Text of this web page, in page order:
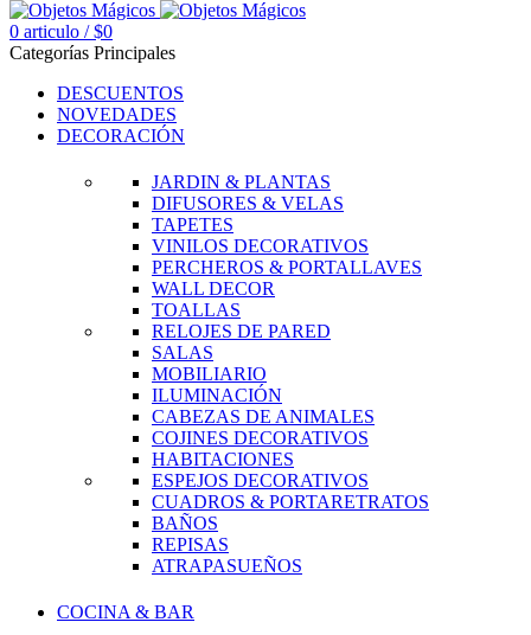
0 articulo / $0
Categorías Principales
DESCUENTOS
NOVEDADES
DECORACIÓN
JARDIN & PLANTAS
DIFUSORES & VELAS
TAPETES
VINILOS DECORATIVOS
PERCHEROS & PORTALLAVES
WALL DECOR
TOALLAS
RELOJES DE PARED
SALAS
MOBILIARIO
ILUMINACIÓN
CABEZAS DE ANIMALES
COJINES DECORATIVOS
HABITACIONES
ESPEJOS DECORATIVOS
CUADROS & PORTARETRATOS
BAÑOS
REPISAS
ATRAPASUEÑOS
COCINA & BAR